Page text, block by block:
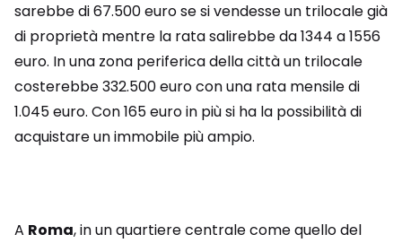
sarebbe di 67.500 euro se si vendesse un trilocale già
di proprietà mentre la rata salirebbe da 1344 a 1556
euro. In una zona periferica della città un trilocale
costerebbe 332.500 euro con una rata mensile di
1.045 euro. Con 165 euro in più si ha la possibilità di
acquistare un immobile più ampio.
A Roma, in un quartiere centrale come quello del